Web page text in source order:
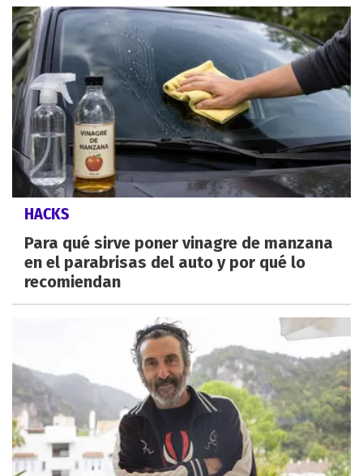
HACKS
Para qué sirve poner vinagre de manzana
en el parabrisas del auto y por qué lo
recomiendan